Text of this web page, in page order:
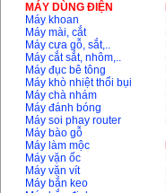
Máy khoan Bosch
GSB 16RE (750W)
Giá:
Động cơ xăng Honda
GX160 (5.5HP)
Giá:7200000
Máy mài 100mm
Makita 9553B (710W)
Giá:
MÁY DÙNG ĐIỆN
Máy khoan
Máy mài, cắt
Máy cưa gỗ, sắt,..
Máy cắt sắt, nhôm,..
Máy đục bê tông
Máy khò nhiệt thổi bụi
Máy chà nhám
Máy đánh bóng
Máy soi phay router
Máy bào gỗ
Máy làm mộc
Máy vặn ốc
Máy vặn vít
Máy bắn keo